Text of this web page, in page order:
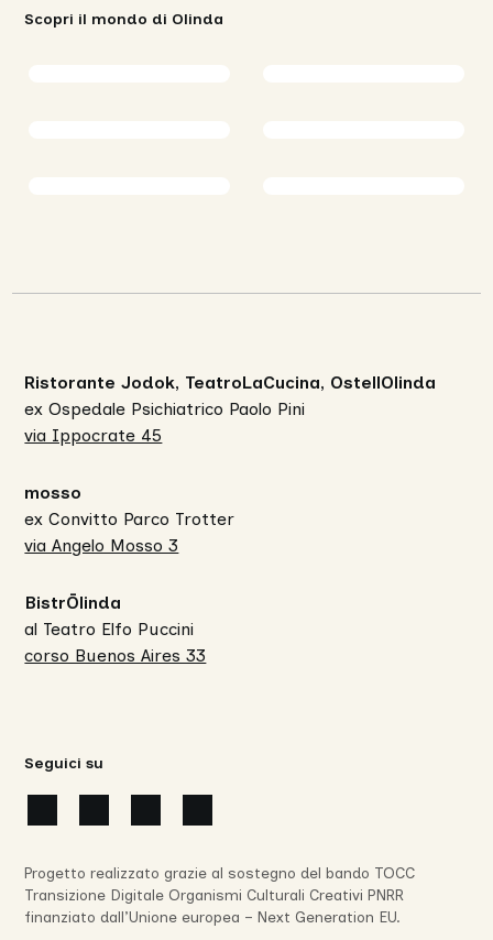
Scopri il mondo di Olinda
Ristorante Jodok, TeatroLaCucina, OstellOlinda
ex Ospedale Psichiatrico Paolo Pini
via Ippocrate 45
mosso
ex Convitto Parco Trotter
via Angelo Mosso 3
BistrŌlinda
al Teatro Elfo Puccini
corso Buenos Aires 33
Seguici su
Progetto realizzato grazie al sostegno del bando TOCC
Transizione Digitale Organismi Culturali Creativi PNRR
finanziato dall’Unione europea – Next Generation EU.